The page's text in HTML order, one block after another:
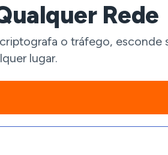
Rede
o tráfego, esconde
lugar.